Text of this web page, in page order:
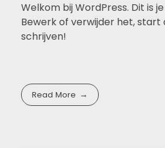
Welkom bij WordPress. Dit is
Bewerk of verwijder het, start
schrijven!
Read More